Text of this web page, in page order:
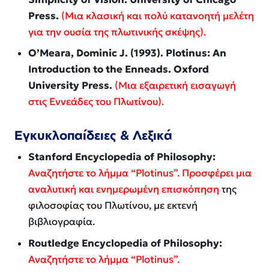
Press. (Μια κλασική και πολύ κατανοητή μελέτη
για την ουσία της πλωτινικής σκέψης).
O’Meara, Dominic J. (1993). Plotinus: An
Introduction to the Enneads. Oxford
University Press. (Μια εξαιρετική εισαγωγή
στις Εννεάδες του Πλωτίνου).
Εγκυκλοπαίδειες & Λεξικά
Stanford Encyclopedia of Philosophy:
Αναζητήστε το λήμμα “Plotinus”. Προσφέρει μια
αναλυτική και ενημερωμένη επισκόπηση της
φιλοσοφίας του Πλωτίνου, με εκτενή
βιβλιογραφία.
Routledge Encyclopedia of Philosophy:
Αναζητήστε το λήμμα “Plotinus”.